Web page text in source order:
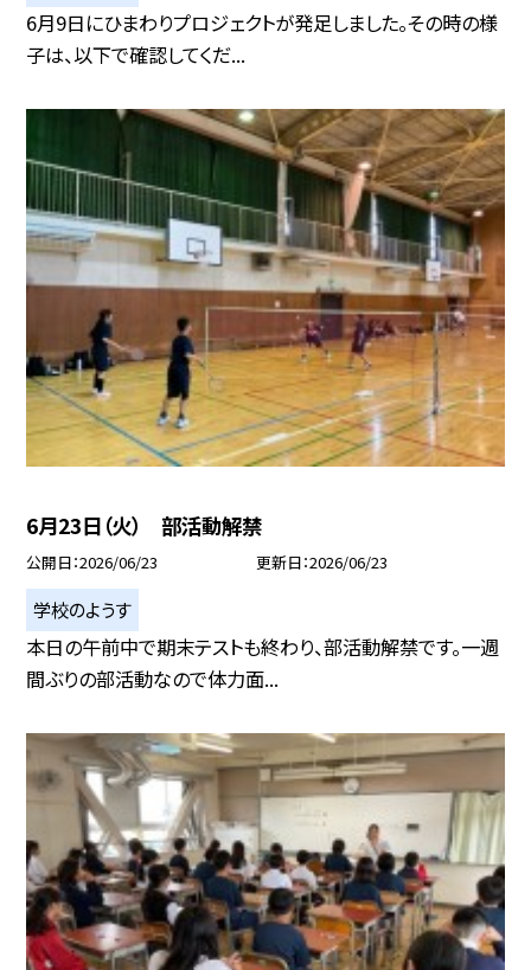
6月9日にひまわりプロジェクトが発足しました。その時の様
子は、以下で確認してくだ...
6月23日（火） 部活動解禁
公開日 2026/06/23 更新日 2026/06/23
学校のようす
本日の午前中で期末テストも終わり、部活動解禁です。一週
間ぶりの部活動なので体力面...